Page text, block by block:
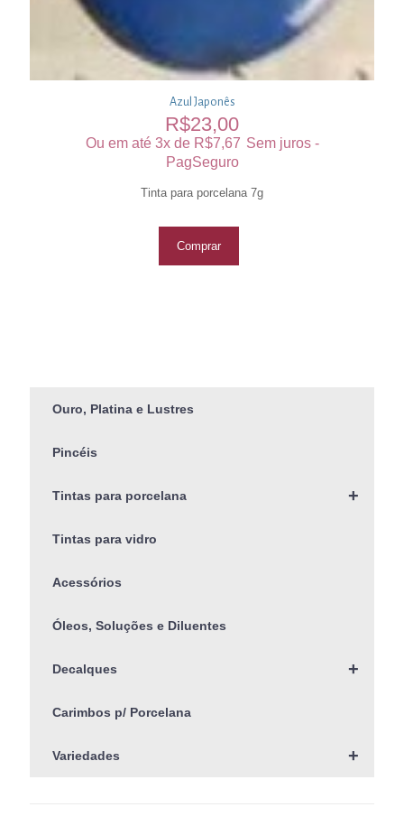
Azul Japonês
R$23,00
Ou em até 3x de R$7,67 Sem juros -
PagSeguro
Tinta para porcelana 7g
Comprar
Ouro, Platina e Lustres
Pincéis
+
Tintas para porcelana
Tintas para vidro
Acessórios
Óleos, Soluções e Diluentes
+
Decalques
Carimbos p/ Porcelana
+
Variedades